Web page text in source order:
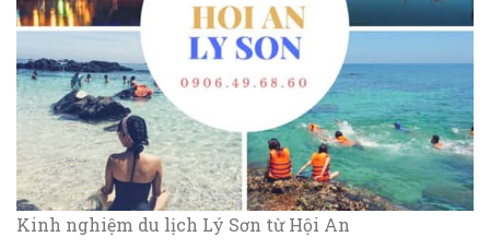
Kinh nghiệm du lịch Lý Sơn từ Hội An